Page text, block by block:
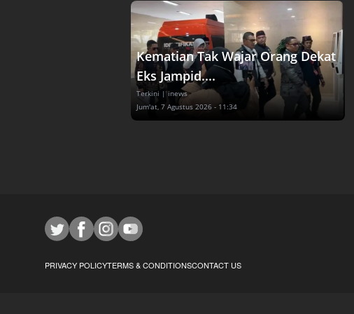
Kematian Tak Wajar Orang Dekat
Eks Jampid....
Terkini | inews
Jum'at, 7 Agustus 2026 - 11:34
PRIVACY POLICYTERMS & CONDITIONSCONTACT US